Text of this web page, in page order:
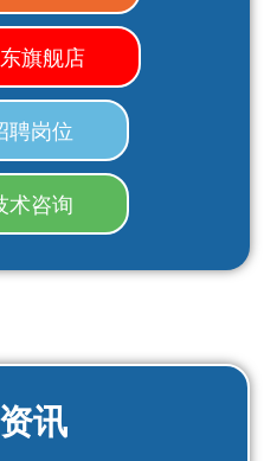
旗舰店
聘岗位
术咨询
讯